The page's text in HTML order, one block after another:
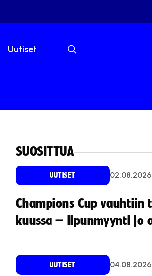
Uutiset
SUOSITTUA
UUTISET 02.08.2026
Champions Cup vauhtiin
kuussa – lipunmyynti jo
UUTISET 04.08.2026